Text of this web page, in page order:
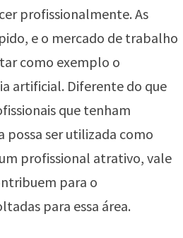
profissionalmente. As
e o mercado de trabalho
como exemplo o
artificial. Diferente do que
que tenham
ser utilizada como
profissional atrativo, vale
para o
para essa área.